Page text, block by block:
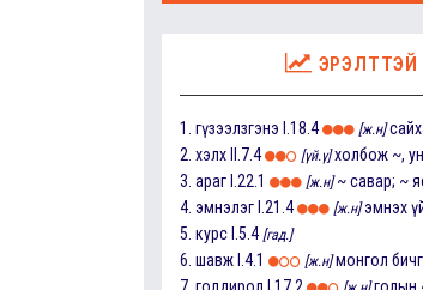
ЭРЭЛТТЭЙ
1. гүзээлзгэнэ I.18.4 [ж.н]
2. хэлх II.7.4 [үй.ү] холбож ~,
3. араг I.22.1 [ж.н] ~ савар; ~
4. эмнэлэг I.21.4 [ж.н] эмнэх
5. курс I.5.4 [гад.]
6. шавж I.4.1 [ж.н] монгол